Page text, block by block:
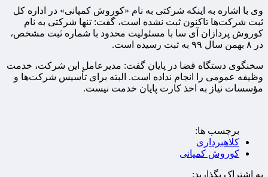
وی با اشاره به اینکه شرکتی به نام «کوروش کمپانی» در اداره کل
ثبت شرکت‌ها تاکنون ثبت نشده است، گفت: تنها شرکتی به نام
کوروش پردازان آی سا با مسئولیت محدود با شماره ثبت مشخص،
در ۸ بهمن سال ۹۹ به ثبت رسیده است.
سخنگوی دستگاه قضا در پایان گفت: مدیرعامل این شرکت، خدمت
وظیفه عمومی را انجام نداده است. البته برای تأسیس شرکت‌ها و
مؤسسات نیاز به اخذ کارت پایان خدمت نیست.
برچسب ها:
کلاهبرداری
کوروش کمپانی
به اشتراک بگذارید: